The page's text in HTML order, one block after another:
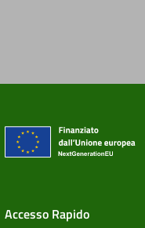
Accesso Rapido